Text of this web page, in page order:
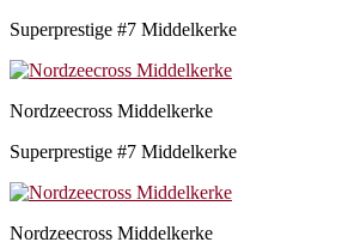
Superprestige #7 Middelkerke
Nordzeecross Middelkerke
Superprestige #7 Middelkerke
Nordzeecross Middelkerke